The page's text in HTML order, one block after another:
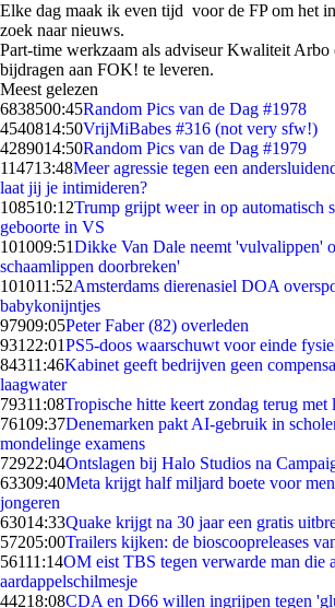
Elke dag maak ik even tijd voor de FP om het
zoek naar nieuws.
Part-time werkzaam als adviseur Kwaliteit
bijdragen aan FOK! te leveren.
Meest gelezen
6838500:45Random Pics van de Dag #1978
4540814:50VrijMiBabes #316 (not very sfw!)
4289014:50Random Pics van de Dag #1979
114713:48Meer agressie tegen een
laat jij je intimideren?
108510:12Trump grijpt weer in op automatisch
geboorte in VS
101009:51Dikke Van Dale neemt 'vulvalippen'
schaamlippen doorbreken'
101011:52Amsterdams dierenasiel DOA
babykonijntjes
97909:05Peter Faber (82) overleden
931 22:01PS5-doos waarschuwt voor einde
84311:46Kabinet geeft bedrijven geen
laagwater
79311:08Tropische hitte keert zondag terug met
76109:37Denemarken pakt AI-gebruik in
mondelinge examens
72922:04Ontslagen bij Halo Studios na
63309:40Meta krijgt half miljard boete voor
jongeren
63014:33Quake krijgt na 30 jaar een gratis
57205:00Trailers kijken: de bioscoopreleases
56111:14OM eist TBS tegen verwarde man die
aardappelschilmesje
44218:08CDA en D66 willen ingrijpen tegen